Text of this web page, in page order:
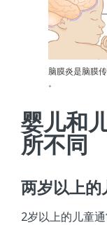
脑膜炎是脑膜
。
婴儿和
所不同
两岁以上的
2岁以上的儿童